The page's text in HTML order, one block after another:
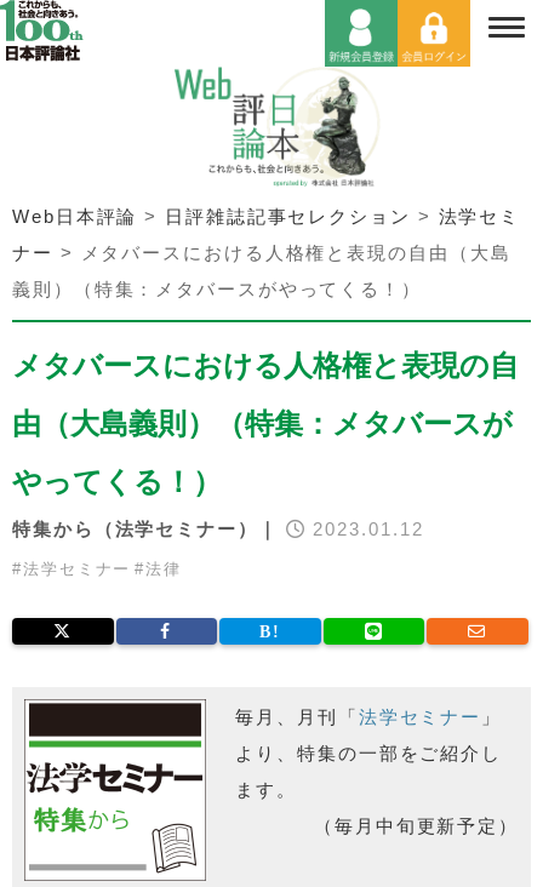
Web日本評論 > 日評雑誌記事セレクション > 法学セミ
ナー >
メタバースにおける人格権と表現の自由（大島
義則）（特集：メタバースがやってくる！）
メタバースにおける人格権と表現の自
由（大島義則）（特集：メタバースが
やってくる！）
特集から（法学セミナー）｜ 2023.01.12
#法学セミナー #法律
毎月、月刊「法学セミナー 」
より、特集の一部をご紹介し
ます。
（毎月中旬更新予定）